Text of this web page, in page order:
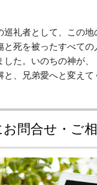
巡礼者として、この
と死を被ったすべての
した。いのちの神が
と、兄弟愛へと変えて
問合せ・ご